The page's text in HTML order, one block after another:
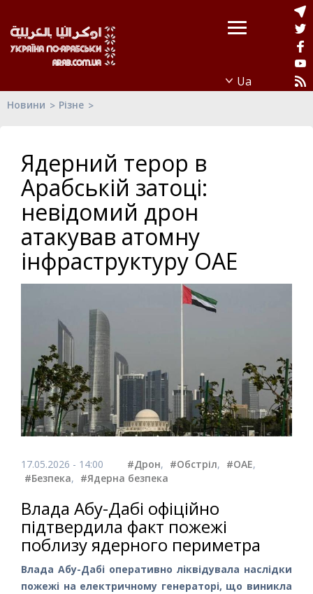
Новини Різне
Ядерний терор в
Арабській затоці:
невідомий дрон
атакував атомну
інфраструктуру ОАЕ
17.05.2026 - 14:00 #Дрон, #Обстріл, #ОАЕ,
#Безпека, #Ядерна безпека
Влада Абу-Дабі офіційно
підтвердила факт пожежі
поблизу ядерного периметра
Влада Абу-Дабі оперативно ліквідувала наслідки
пожежі на електричному генераторі, що виникла